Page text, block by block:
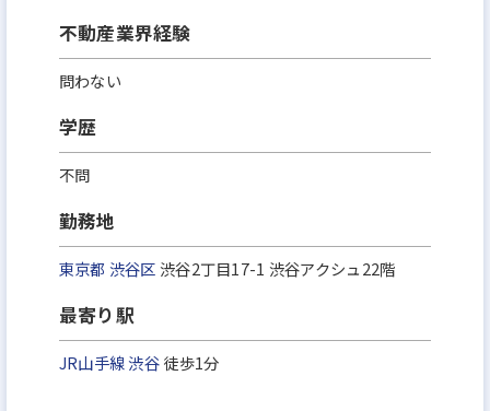
不動産業界経験
問わない
学歴
不問
勤務地
東京都 渋谷区渋谷2丁目17-1 渋谷アクシュ22階
最寄り駅
JR山手線渋谷徒歩1分